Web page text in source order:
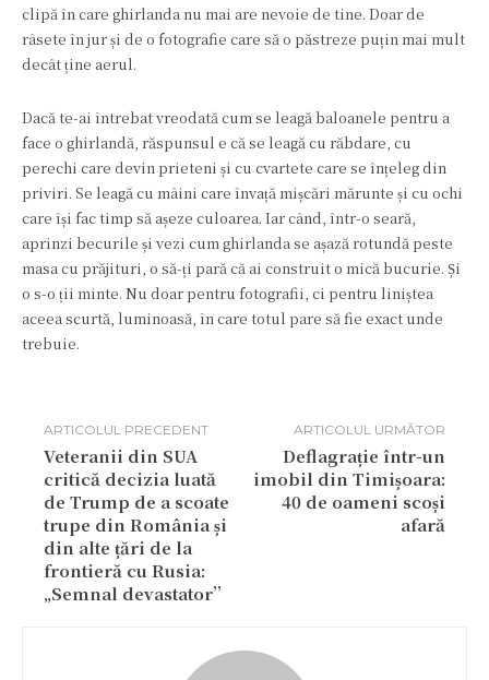
clipă în care ghirlanda nu mai are nevoie de tine. Doar de
râsete în jur și de o fotografie care să o păstreze puțin mai mult
decât ține aerul.
Dacă te-ai întrebat vreodată cum se leagă baloanele pentru a
face o ghirlandă, răspunsul e că se leagă cu răbdare, cu
perechi care devin prieteni și cu cvartete care se înțeleg din
priviri. Se leagă cu mâini care învață mișcări mărunte și cu ochi
care își fac timp să așeze culoarea. Iar când, într-o seară,
aprinzi becurile și vezi cum ghirlanda se așază rotundă peste
masa cu prăjituri, o să-ți pară că ai construit o mică bucurie. Și
o s-o ții minte. Nu doar pentru fotografii, ci pentru liniștea
aceea scurtă, luminoasă, în care totul pare să fie exact unde
trebuie.
ARTICOLUL PRECEDENT
Veteranii din SUA
critică decizia luată
de Trump de a scoate
trupe din România și
din alte țări de la
frontieră cu Rusia:
„Semnal devastator”
ARTICOLUL URMĂTOR
Deflagrație într-un
imobil din Timișoara:
40 de oameni scoși
afară